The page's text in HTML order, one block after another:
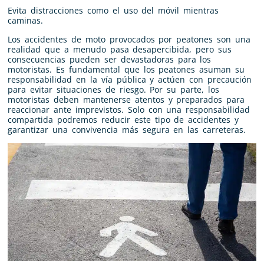
Evita distracciones como el uso del móvil mientras
caminas.
Los accidentes de moto provocados por peatones son una
realidad que a menudo pasa desapercibida, pero sus
consecuencias pueden ser devastadoras para los
motoristas. Es fundamental que los peatones asuman su
responsabilidad en la vía pública y actúen con precaución
para evitar situaciones de riesgo. Por su parte, los
motoristas deben mantenerse atentos y preparados para
reaccionar ante imprevistos. Solo con una responsabilidad
compartida podremos reducir este tipo de accidentes y
garantizar una convivencia más segura en las carreteras.